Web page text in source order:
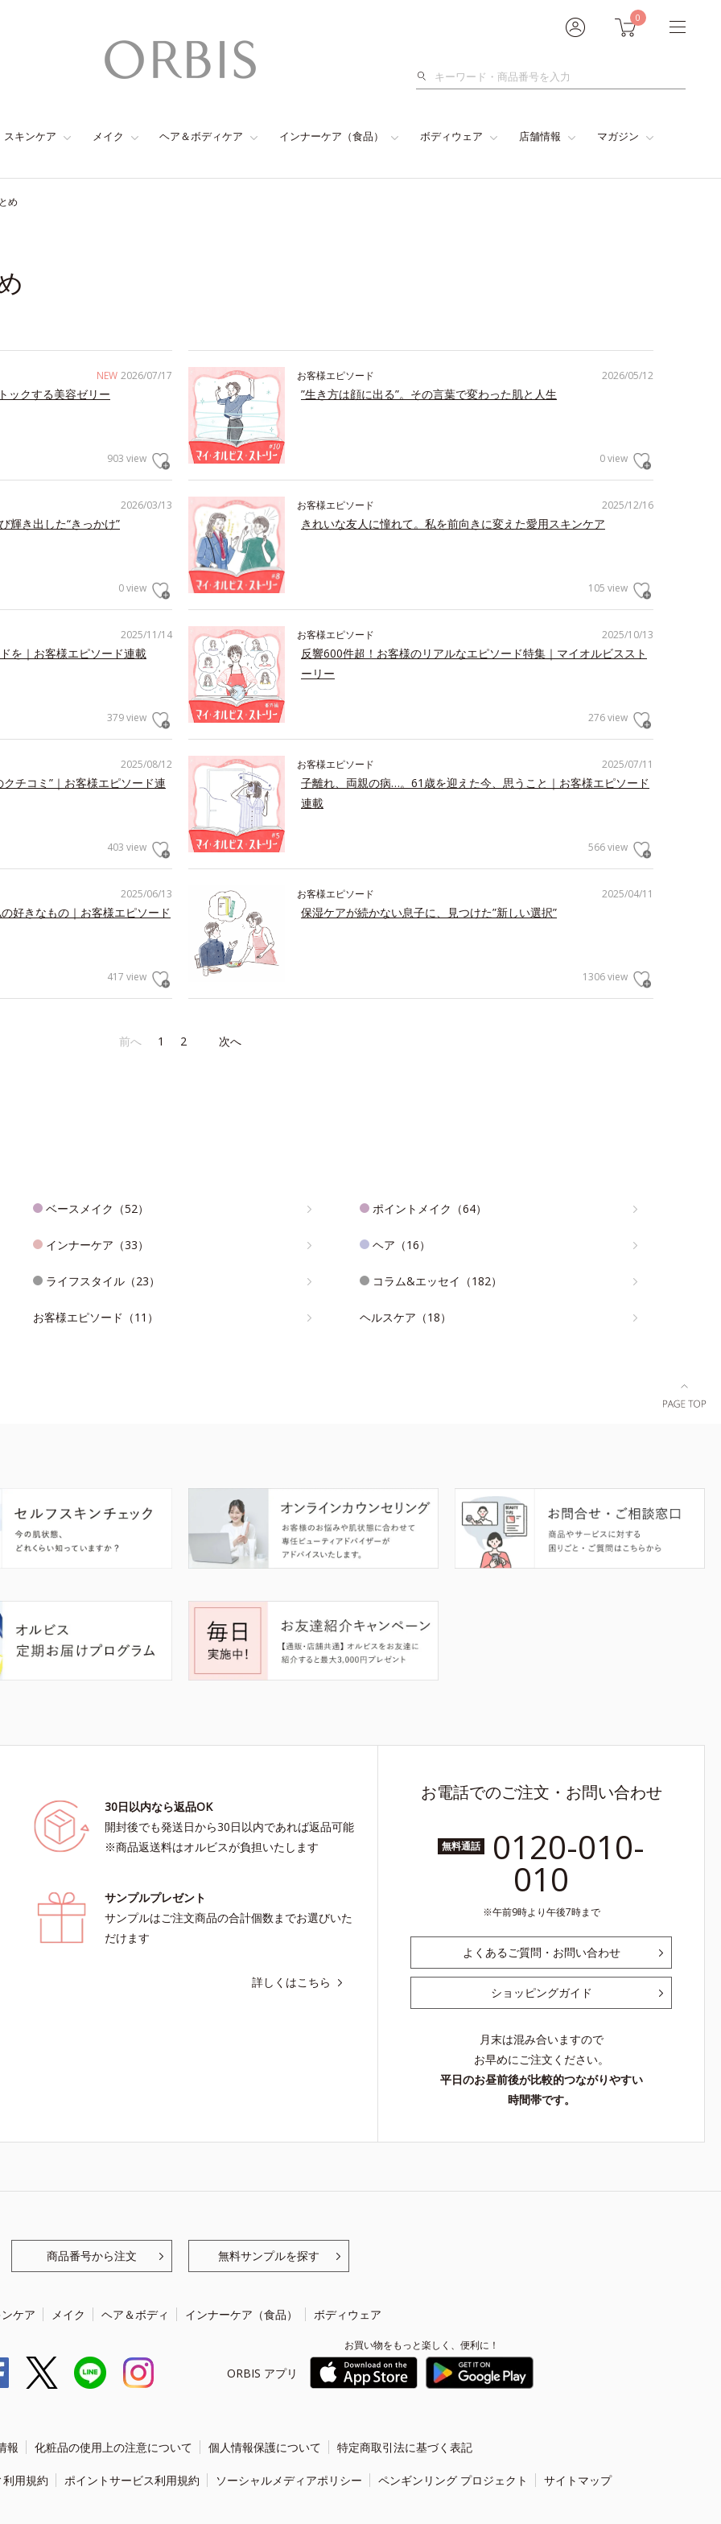
0
検
スキンケア メイク ヘア＆ボディケア インナーケア（食品） ボディウェア 店舗情報 マガジン
め
NEW 2026/07/17
ックする美容ゼリー
903 view
2026/05/12
お客様エピソード
”生き方は顔に出る”。その言葉で変わった肌と人生
0 view
2026/03/13
輝き出した“きっかけ”
0 view
2025/12/16
お客様エピソード
きれいな友人に憧れて。私を前向きに変えた愛用スキンケア
105 view
2025/11/14
を｜お客様エピソード連載
379 view
2025/10/13
お客様エピソード
反響600件超！お客様のリアルなエピソード特集｜マイオルビススト
ーリー
276 view
2025/08/12
チコミ”｜お客様エピソード連
403 view
2025/07/11
お客様エピソード
子離れ、両親の病…。61歳を迎えた今、思うこと｜お客様エピソード
連載
566 view
2025/06/13
好きなもの｜お客様エピソード
417 view
2025/04/11
お客様エピソード
保湿ケアが続かない息子に、見つけた”新しい選択”
1306 view
前へ 1 2 次へ
ベースメイク（52） ポイントメイク（64）
インナーケア（33） ヘア（16）
ライフスタイル（23） コラム&エッセイ（182）
お客様エピソード（11） ヘルスケア（18）
30日以内なら返品OK
開封後でも発送日から30日以内であれば返品可能
※商品返送料はオルビスが負担いたします
サンプルプレゼント
サンプルはご注文商品の合計個数までお選びいた
だけます
詳しくはこちら
お電話でのご注文・お問い合わせ
無料通話 0120-010-
010
午前9時より午後7時まで
よくあるご質問・お問い合わせ
ショッピングガイド
月末は混み合いますので
お早めにご注文ください。
平日のお昼前後が比較的つながりやすい
時間帯です。
商品番号から注文 無料サンプルを探す
ケア メイク ヘア＆ボディ インナーケア（食品） ボディウェア
ORBIS アプリ
お買い物をもっと楽しく、便利に！
報 化粧品の使用上の注意について 個人情報保護について 特定商取引法に基づく表記
用規約 ポイントサービス利用規約 ソーシャルメディアポリシー ペンギンリング プロジェクト サイトマップ